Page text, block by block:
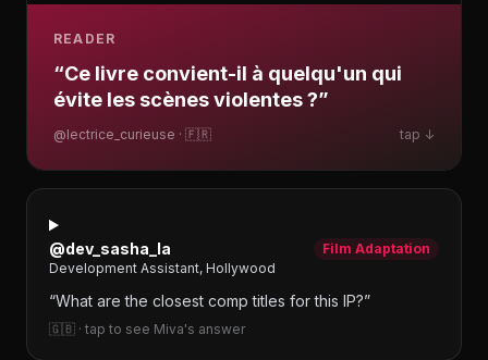
READER
“Ce livre convient-il à quelqu'un qui
évite les scènes violentes ?”
@lectrice_curieuse · 🇫🇷 tap ↓
@dev_sasha_la
Development Assistant, Hollywood
Film Adaptation
“What are the closest comp titles for this IP?”
🇬🇧 · tap to see Miva's answer